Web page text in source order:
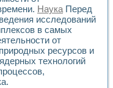
переходных
швов на базе
и эффективности систем
стенды
стенда по измерению
комплексы для
НаукаПеред
исследований
в самых
от
ресурсов и
технологий